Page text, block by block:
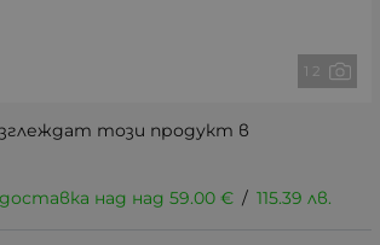
1 2
този продукт в
над над 59.00 € / 115.39 лв.